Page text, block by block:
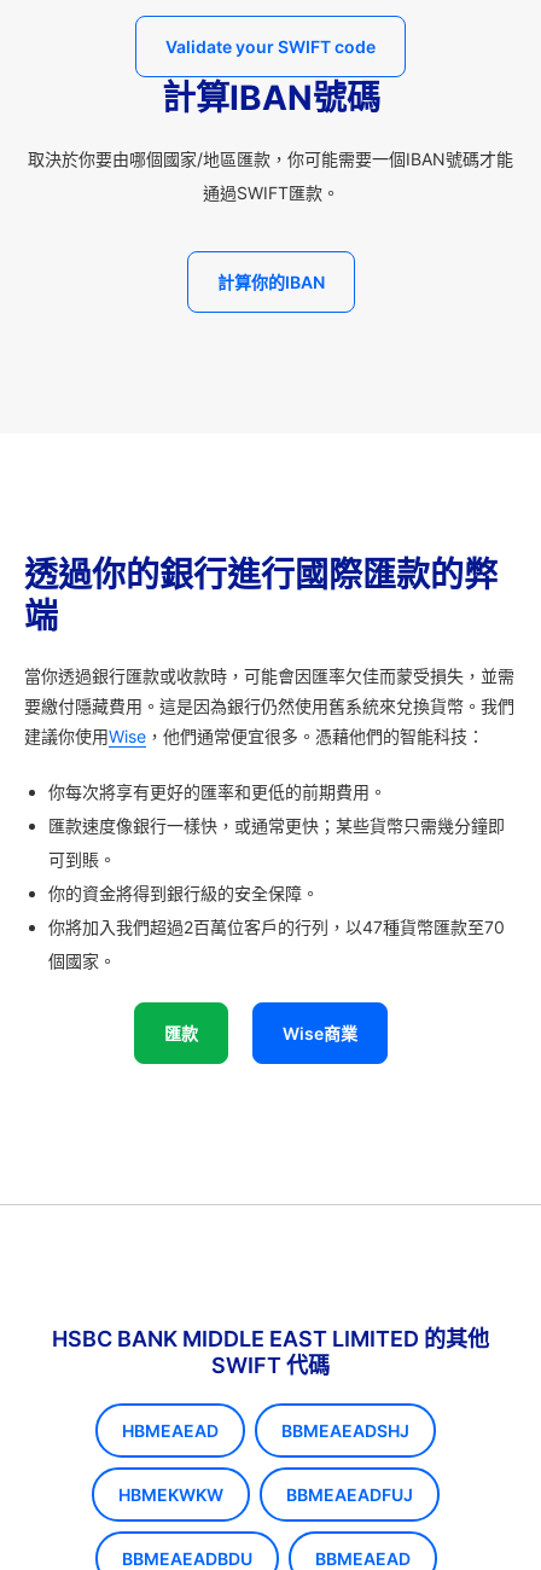
Validate your SWIFT code
計算IBAN號碼
取決於你要由哪個國家/地區匯款，你可能需要一個IBAN號碼才能
通過SWIFT匯款。
計算你的IBAN
透過你的銀行進行國際匯款的弊
端
當你透過銀行匯款或收款時，可能會因匯率欠佳而蒙受損失，並需
要繳付隱藏費用。這是因為銀行仍然使用舊系統來兌換貨幣。我們
建議你使用Wise ，他們通常便宜很多。憑藉他們的智能科技：
你每次將享有更好的匯率和更低的前期費用。
匯款速度像銀行一樣快，或通常更快；某些貨幣只需幾分鐘即
可到賬。
你的資金將得到銀行級的安全保障。
你將加入我們超過2百萬位客戶的行列，以47種貨幣匯款至70
個國家。
匯款 Wise商業
HSBC BANK MIDDLE EAST LIMITED 的其他
SWIFT 代碼
HBMEAEAD BBMEAEADSHJ
HBMEKWKW BBMEAEADFUJ
BBMEAEADBDU BBMEAEAD